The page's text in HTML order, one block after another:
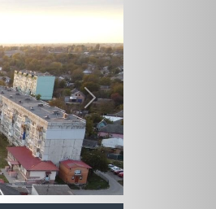
Next